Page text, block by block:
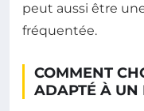
peut aussi être
fréquentée.
COMMENT
ADAPTÉ À UN